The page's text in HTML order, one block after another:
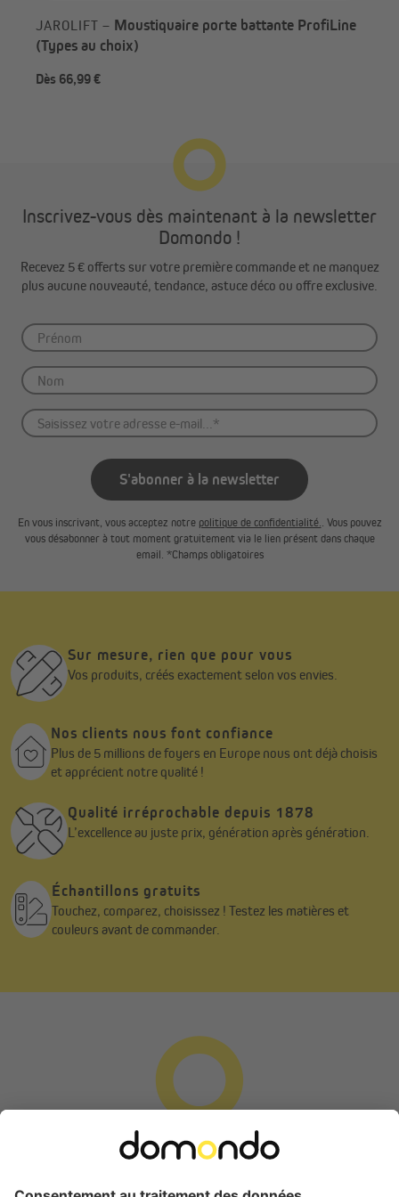
Pour toutes les variantes de fixation, un perçage ou
vissage est nécessaire, garantissant une fixation solide
et durable de votre moustiquaire Zanzara.
Les instructions détaillées, les différences entre les
expliquées pas à pas dans notre notice de pose, pour
une installation simple et sans stress.
Zanzara – des tailles adaptées à vos besoins
La moustiquaire enroulable pour porte Zanzara est disponible en
deux tailles pratiques :
140 × 240 cm
Vous pouvez choisir la taille qui correspond le mieux à votre
Si la taille souhaitée n’est pas disponible, commandez
simplement la taille la plus grande et adaptez-la facilement à
votre porte.
Les coulisses latéraux peuvent être raccourcies librement en
largeur.
Le coffre peut être ajusté en hauteur jusqu’à 100 cm,
applicable pour les deux tailles disponibles.
Avec un peu d’outillage simple, vous obtenez ainsi une
moustiquaire enroulable pour porte parfaitement adaptée, sans
Veuillez noter :
JAROLIFT – Moustiquaire porte battante ProfiLine
(Types au choix)
Dès 66,99 €
Inscrivez-vous dès maintenant à la newsletter
Domondo !
Recevez 5 € offerts sur votre première commande et ne manquez
plus aucune nouveauté, tendance, astuce déco ou offre exclusive.
S'abonner à la newsletter
En vous inscrivant, vous acceptez notre politique de confidentialité.. Vous pouvez
vous désabonner à tout moment gratuitement via le lien présent dans chaque
email. *Champs obligatoires
Sur mesure, rien que pour vous
Vos produits, créés exactement selon vos envies.
Nos clients nous font confiance
Plus de 5 millions de foyers en Europe nous ont déjà choisis
et apprécient notre qualité !
Qualité irréprochable depuis 1878
L’excellence au juste prix, génération après génération.
Échantillons gratuits
Touchez, comparez, choisissez ! Testez les matières et
couleurs avant de commander.